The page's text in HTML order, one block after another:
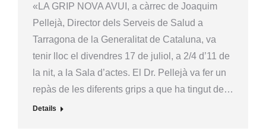
«LA GRIP NOVA AVUI, a càrrec de Joaquim
Pellejà, Director dels Serveis de Salud a
Tarragona de la Generalitat de Cataluna, va
tenir lloc el divendres 17 de juliol, a 2/4 d’11 de
la nit, a la Sala d’actes. El Dr. Pellejà va fer un
repàs de les diferents grips a que ha tingut de…
Details